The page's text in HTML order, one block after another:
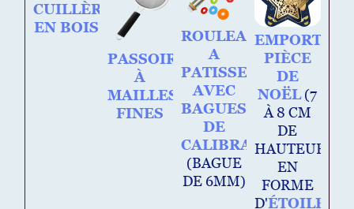
CUILLÈRE
EN BOIS
PASSOIRE
À
MAILLES
FINES
ROULEAU
A
PATISSERIE
AVEC
BAGUES
DE
CALIBRAGE
(BAGUE
DE 6MM)
EMPORTE-
PIÈCE
DE
NOËL (7
À 8 CM
DE
HAUTEUR,
EN
FORME
D'ÉTOILE